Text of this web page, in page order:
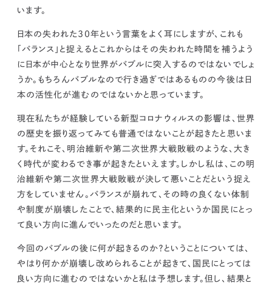
います。
日本の失われた30年という言葉をよく耳にしますが、これも
「バランス」と捉えるとこれからはその失われた時間を補うよう
に日本が中心となり世界がバブルに突入するのではないでしょ
うか。 もちろんバブルなので行き過ぎではあるものの今後は日
本の活性化が進むのではないかと思っています。
現在私たちが経験している新型コロナウィルスの影響は、世界
の歴史を振り返ってみても普通ではないことが起きたと思いま
す。それこそ、明治維新や第二次世界大戦敗戦のような、大き
く時代が変わるでき事が起きたといえます。しかし私は、この明
治維新や第二次世界大戦敗戦が決して悪いことだという捉え
方をしていません。バランスが崩れて、その時の良くない体制
や制度が崩壊したことで、結果的に民主化というか国民にとっ
て良い方向に進んでいったのだと思います。
今回のバブルの後に何が起きるのか？ということについては、
やはり何かが崩壊し改められることが起きて、国民にとっては
良い方向に進むのではないかと私は予想します。但し、結果と